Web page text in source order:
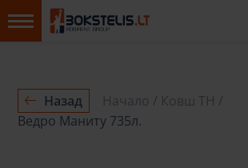
Назад Начало
Ковш ТН
Ведро Маниту 735л.